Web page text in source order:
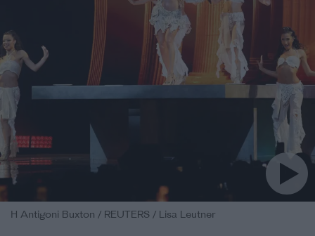
H Antigoni Buxton / REUTERS / Lisa Leutner